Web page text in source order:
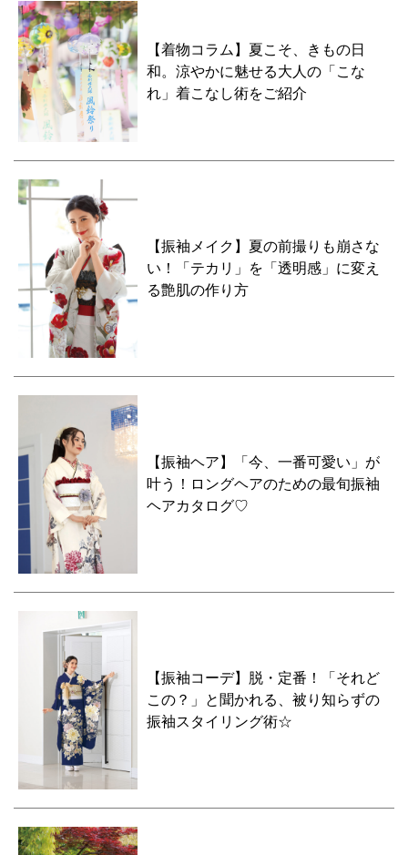
【着物コラム】夏こそ、きもの日
和。涼やかに魅せる大人の「こな
れ」着こなし術をご紹介
【振袖メイク】夏の前撮りも崩さな
い！「テカリ」を「透明感」に変え
る艶肌の作り方
【振袖ヘア】「今、一番可愛い」が
叶う！ロングヘアのための最旬振袖
ヘアカタログ♡
【振袖コーデ】脱・定番！「それど
この？」と聞かれる、被り知らずの
振袖スタイリング術☆